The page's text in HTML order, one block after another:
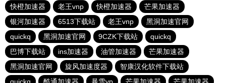
快橙加速器
老王vnp 快橙加速器
芒果加速器
银河加速器
6513下载站 老王vnp
黑洞加速官网
quickq
黑洞加速官网 9CZK下载站
quickq
巴博下载站
ins加速器 油管加速器
芒果加速器
黑洞加速官网
旋风加速度器
智康汉化软件下载站